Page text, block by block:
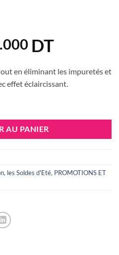
:
DTLe
actuel
est :
en éliminant les impuretés et
effet éclaircissant.
AU PANIER
, les Soldes d'Eté, PROMOTIONS ET